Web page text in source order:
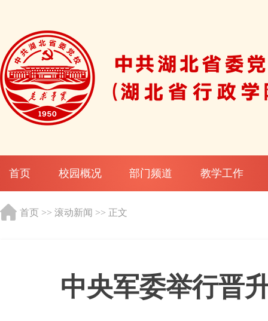
首页 校园概况 部门频道 教学工作
首页 >> 滚动新闻 >> 正文
中央军委举行晋